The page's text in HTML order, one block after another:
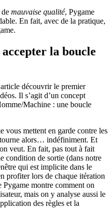
de mauvaise qualité, Pygame
En fait, avec de la pratique,
la boucle
découvrir le premier
Il s’agit d’un concept
Machine : une boucle
vous mettent en garde contre les
alors… indéfiniment. Et
veut. En fait, pas tout à fait
condition de sortie (dans notre
qui est implicite dans le
profiter lors de chaque itération
montre comment on
mais on y analyse aussi le
des règles et la